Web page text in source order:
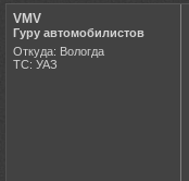
VMV
Гуру автомобилистов
Откуда: Вологда
ТС: УАЗ